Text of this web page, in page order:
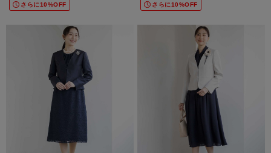
さらに10%OFF さらに10%OFF